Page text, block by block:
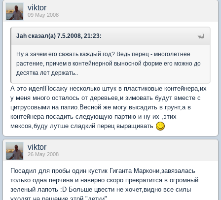
viktor
09 May 2008
Jah сказал(а) 7.5.2008, 21:23:
Ну а зачем его сажать каждый год? Ведь перец - многолетнее
растение, причем в контейнерной выносной форме его можно до
десятка лет держать..
А это идея!Посажу несколько штук в пластиковые контейнера,их
у меня много осталось от деревьев,и зимовать будут вместе с
цитрусовыми на патио.Весной же могу высадить в грунт,а в
контейнера посадить следующую партию и ну их ,этих
мексов,буду лутше сладкий перец выращивать
viktor
26 May 2008
Посадил для пробы один кустик Гиганта Маркони,завязалась
только одна перчина и наверно скоро превратится в огромный
зеленый лапоть :D Больше цвести не хочет,видно все силы